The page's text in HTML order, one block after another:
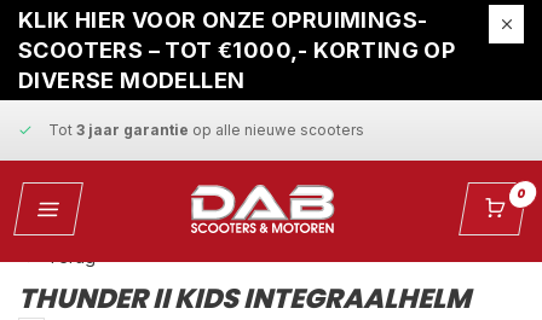
KLIK HIER VOOR ONZE OPRUIMINGS-
SCOOTERS – TOT €1000,- KORTING OP
DIVERSE MODELLEN
Gratis ophaalservicebij reparatie
Snelle leveringen vaste scherpe prijzen
Tot 3 jaar garantie op alle nieuwe scooters
Gratis ophaalservicebij reparatie 0
THUNDER II KIDS INTEGRAALHELM